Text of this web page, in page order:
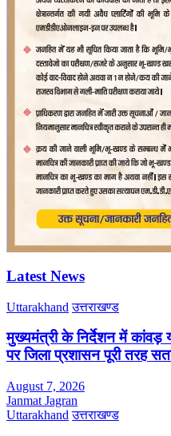
Latest News
Uttarakhand उत्तराखण्ड
मुख्यमंत्री के निर्देशन में कांवड़
पर जिला प्रशासन पूरी तरह
August 7, 2026
Janmat Jagran
Uttarakhand उत्तराखण्ड